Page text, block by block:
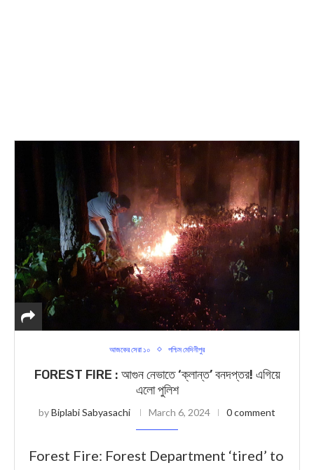
আজকের সেরা ১০ পশ্চিম মেদিনীপুর
FOREST FIRE : আগুন নেভাতে ‘ক্লান্ত’ বনদপ্তর! এগিয়ে
এলো পুলিশ
byBiplabi Sabyasachi March 6, 2024 0 comment
Forest Fire: Forest Department ‘tired’ to